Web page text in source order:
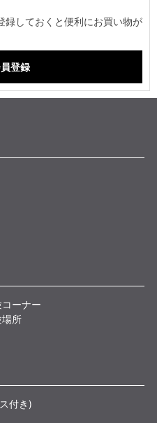
録しておくと便利にお買い物が
ーナー
所
付き)